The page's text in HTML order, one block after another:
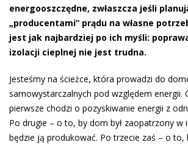
energooszczędne, zwłaszcza jeśli
„producentami” prądu na własne
jest jak najbardziej po ich myśli:
izolacji cieplnej nie jest trudna.
Jesteśmy na ścieżce, która prowadzi do
samowystarczalnych pod względem energii.
pierwsze chodzi o pozyskiwanie energii z
Po drugie – o to, by dom był zaopatrzony w
będzie ją produkować. Po trzecie zaś – o to,